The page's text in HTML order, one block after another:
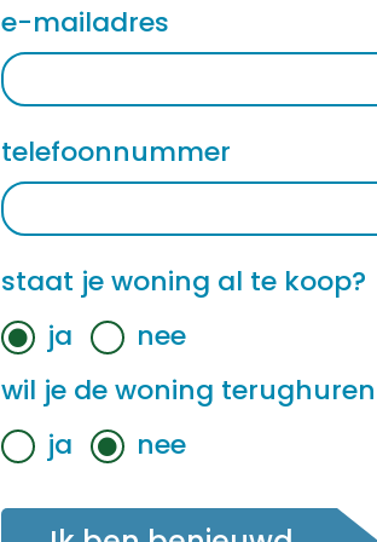
e-mailadres
telefoonnummer
staat je woning al te koop?
ja
nee
wil je de woning
ja
nee